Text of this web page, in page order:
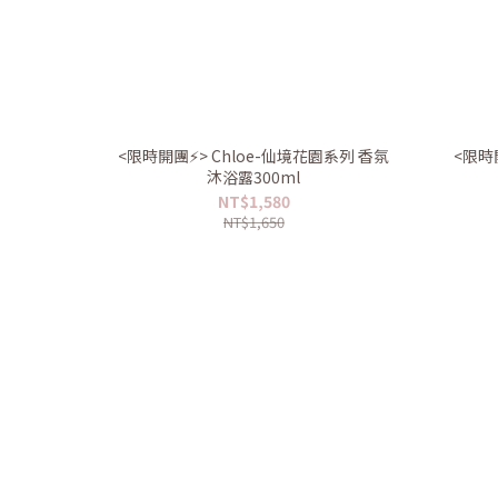
<限時開團⚡️> Chloe-仙境花園系列 香氛
沐浴露300ml
NT$1,580
NT$1,650
<限